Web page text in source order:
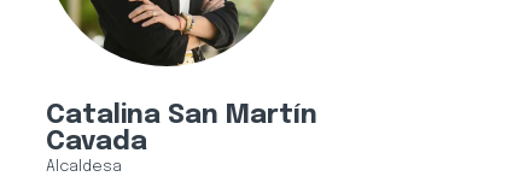
Catalina San Martín
Cavada
Alcaldesa